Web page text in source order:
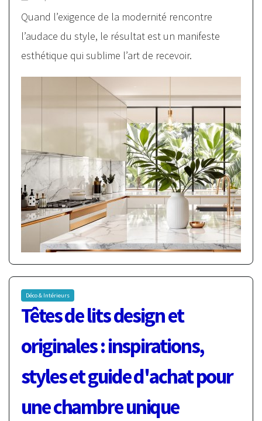
Quand l’exigence de la modernité rencontre
l’audace du style, le résultat est un manifeste
esthétique qui sublime l’art de recevoir.
Déco & Intérieurs
Têtes de lits design et
originales : inspirations,
styles et guide d'achat pour
une chambre unique